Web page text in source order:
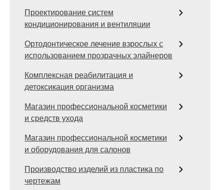
Проектирование систем
кондиционирования и вентиляции
Ортодонтическое лечение взрослых с
использованием прозрачных элайнеров
Комплексная реабилитация и
детоксикация организма
Магазин профессиональной косметики
и средств ухода
Магазин профессиональной косметики
и оборудования для салонов
Производство изделий из пластика по
чертежам